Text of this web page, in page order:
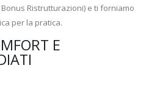
Ristrutturazioni) e ti forniamo
per la pratica.
E